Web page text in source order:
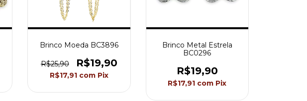
Brinco Moeda BC3896
R$25,90 R$19,90
R$17,91 com Pix
Brinco Metal Estrela
BC0296
R$19,90
R$17,91 com Pix